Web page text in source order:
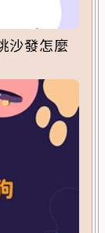
沙發怎麼